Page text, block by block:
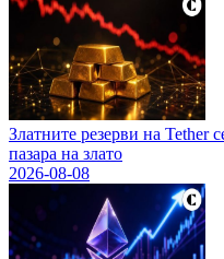
Златните резерви на Tether
пазара на злато
2026-08-08